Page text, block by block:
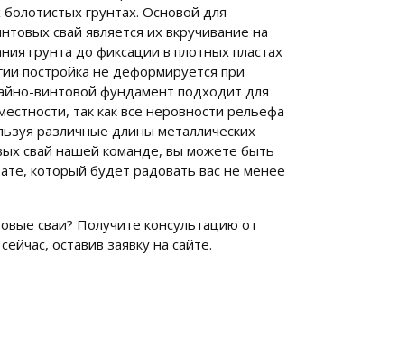
грунтах. Основой для
свай является их вкручивание на
грунта до фиксации в плотных пластах
постройка не деформируется при
винтовой фундамент подходит для
так как все неровности рельефа
различные длины металлических
свай нашей команде, вы можете быть
который будет радовать вас не менее
сваи? Получите консультацию от
оставив заявку на сайте.